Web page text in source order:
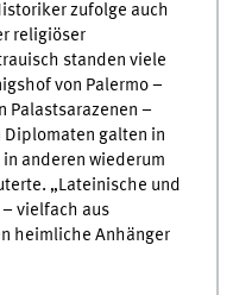
zufolge auch
religiöser
standen viele
von Palermo –
Palastsarazenen –
Diplomaten galten in
anderen wiederum
„Lateinische und
vielfach aus
heimliche Anhänger